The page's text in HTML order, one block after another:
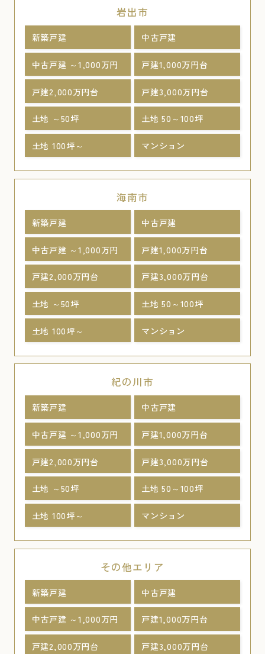
岩出市
新築戸建 中古戸建
中古戸建 ～1,000万円 戸建1,000万円台
戸建2,000万円台 戸建3,000万円台
土地 ～50坪 土地 50～100坪
土地 100坪～ マンション
海南市
新築戸建 中古戸建
中古戸建 ～1,000万円 戸建1,000万円台
戸建2,000万円台 戸建3,000万円台
土地 ～50坪 土地 50～100坪
土地 100坪～ マンション
紀の川市
新築戸建 中古戸建
中古戸建 ～1,000万円 戸建1,000万円台
戸建2,000万円台 戸建3,000万円台
土地 ～50坪 土地 50～100坪
土地 100坪～ マンション
その他エリア
新築戸建 中古戸建
中古戸建 ～1,000万円 戸建1,000万円台
戸建2,000万円台 戸建3,000万円台